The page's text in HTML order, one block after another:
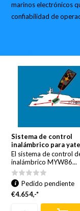
marinos electrónicos
confiabilidad de
Sistema de control
inalámbrico para
El sistema de control
inalámbrico MYW86...
Pedido pendiente
€4.654,-*